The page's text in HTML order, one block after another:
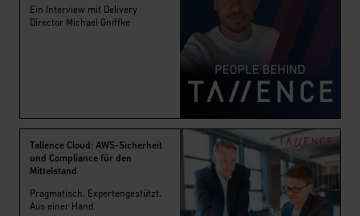
Ein Interview mit Delivery
Director Michael Gniffke
Tallence Cloud: AWS-Sicherheit
und Compliance für den
Mittelstand
Pragmatisch. Expertengestützt.
Aus einer Hand.